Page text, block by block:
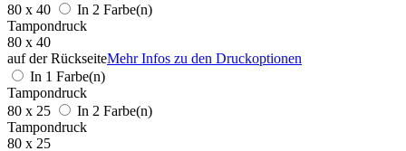
80 x 40
In 2 Farbe(n)
Tampondruck
80 x 40
auf der RückseiteMehr Infos zu den Druckoptionen
In 1 Farbe(n)
Tampondruck
80 x 25
In 2 Farbe(n)
Tampondruck
80 x 25